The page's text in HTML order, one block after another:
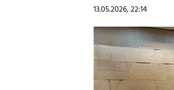
13.05.2026, 22:14